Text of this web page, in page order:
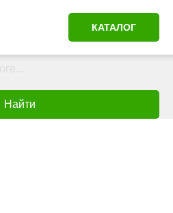
КАТАЛОГ
Найти